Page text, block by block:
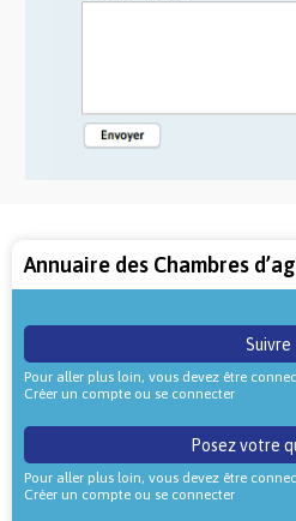
Annuaire des Chambres
Suivre
Pour aller plus loin, vous devez être
Créer un compte ou se connecter
Posez votre
Pour aller plus loin, vous devez être
Créer un compte ou se connecter